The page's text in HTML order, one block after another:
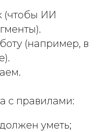
(чтобы ИИ
(например, в
с правилами:
уметь;